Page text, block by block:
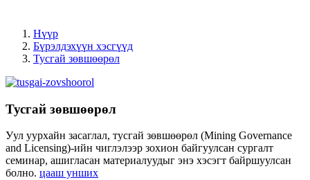
Нүүр
Бүрэлдэхүүн хэсгүүд
Тусгай зөвшөөрөл
Тусгай зөвшөөрөл
Уул уурхайн засаглал, тусгай зөвшөөрөл (Mining Governance
and Licensing)-ийн чиглэлээр зохион байгуулсан сургалт
семинар, ашигласан материалуудыг энэ хэсэгт байршуулсан
болно. цааш унших